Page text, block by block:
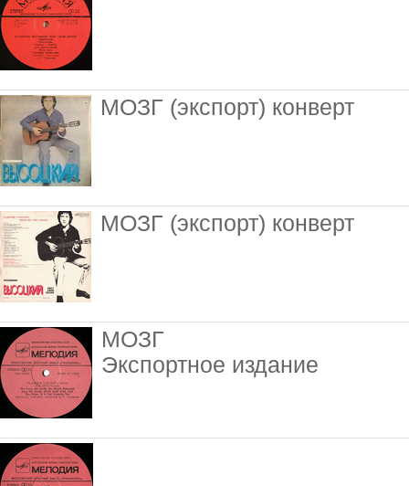
МОЗГ (экспорт) конверт
МОЗГ (экспорт) конверт
МОЗГ
Экспортное издание